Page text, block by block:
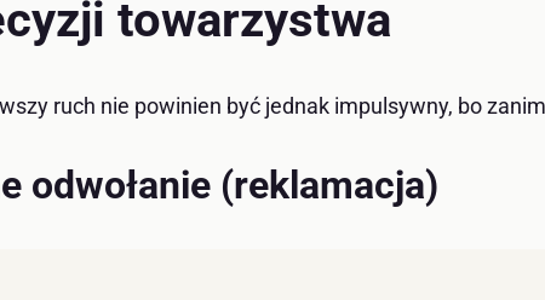
towarzystwa
ruch nie powinien być jednak impulsywny, bo
odwołanie (reklamacja)